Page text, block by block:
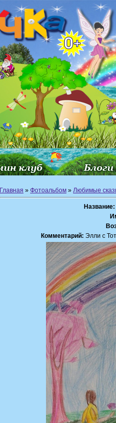
Главная » Фотоальбом » Любимые
Название:
Комментарий: Элли с